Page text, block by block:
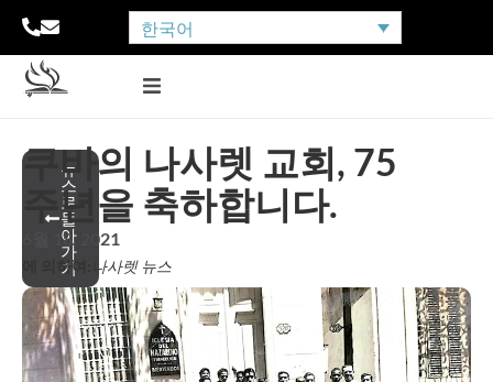
한국어
뉴
스
로
돌
아
가
기
쿠바의 나사렛 교회, 75
주년을 축하합니다.
6월 18, 2021
에 의하여: 나사렛 뉴스